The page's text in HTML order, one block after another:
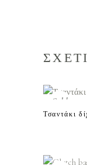
Sold
Τσαντάκι